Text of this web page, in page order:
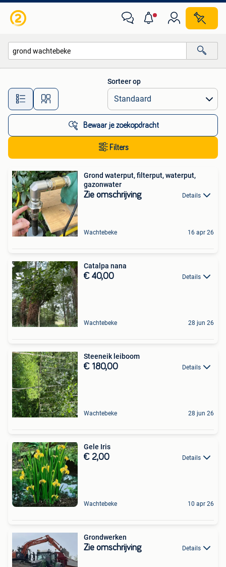
Alle afstanden…
Sorteer op
Bewaar je zoekopdracht
Filters
Grond waterput, filterput, waterput,
gazonwater
Zie omschrijving Details
Wachtebeke 16 apr 26
Catalpa nana
€ 40,00 Details
Wachtebeke 28 jun 26
Steeneik leiboom
€ 180,00 Details
Wachtebeke 28 jun 26
Gele Iris
€ 2,00 Details
Wachtebeke 10 apr 26
Grondwerken
Zie omschrijving Details